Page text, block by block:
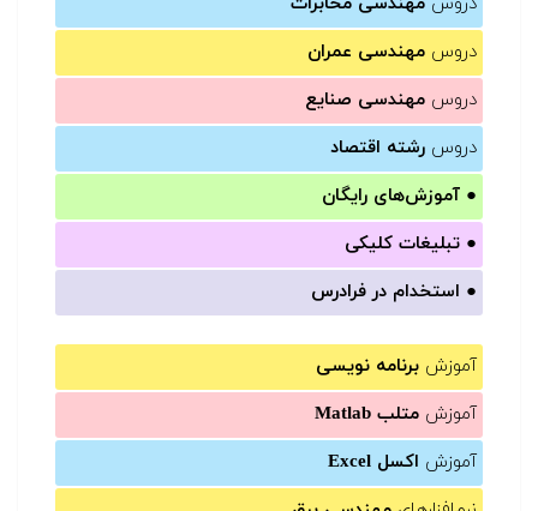
دروس مهندسی عمران
دروس مهندسی صنایع
دروس رشته اقتصاد
● آموزش‌های رایگان
● تبلیغات کلیکی
● استخدام در فرادرس
آموزش برنامه نویسی
آموزش متلب Matlab
آموزش اکسل Excel